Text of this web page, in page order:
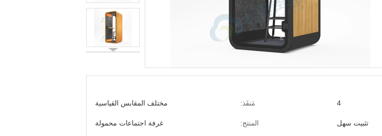
4 مَنفَذ: مختلف المقابس القياسية
تثبيت سهل المنتج: غرفة اجتماعات محمولة